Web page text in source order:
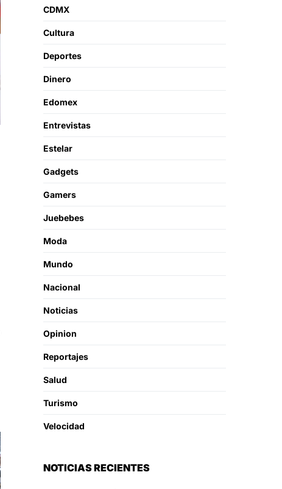
CDMX
Cultura
Deportes
Dinero
Edomex
Entrevistas
Estelar
Gadgets
Gamers
Juebebes
Moda
Mundo
Nacional
Noticias
Opinion
Reportajes
Salud
Turismo
Velocidad
NOTICIAS RECIENTES